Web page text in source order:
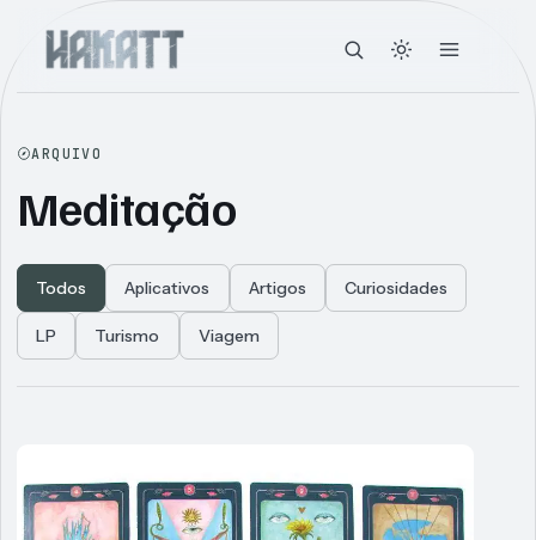
ARQUIVO
Meditação
Todos Aplicativos Artigos Curiosidades
LP Turismo Viagem